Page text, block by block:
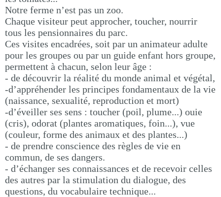
Notre ferme n’est pas un zoo.
Chaque visiteur peut approcher, toucher, nourrir
tous les pensionnaires du parc.
Ces visites encadrées, soit par un animateur adulte
pour les groupes ou par un guide enfant hors groupe,
permettent à chacun, selon leur âge :
- de découvrir la réalité du monde animal et végétal,
-d’appréhender les principes fondamentaux de la vie
(naissance, sexualité, reproduction et mort)
-d’éveiller ses sens : toucher (poil, plume...) ouie
(cris), odorat (plantes aromatiques, foin...), vue
(couleur, forme des animaux et des plantes...)
- de prendre conscience des règles de vie en
commun, de ses dangers.
- d’échanger ses connaissances et de recevoir celles
des autres par la stimulation du dialogue, des
questions, du vocabulaire technique...